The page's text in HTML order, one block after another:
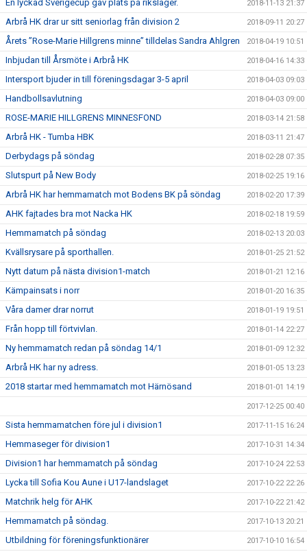
En lyckad Sverigecup gav plats på riksläger. 2018-11-13 21:37
Arbrå HK drar ur sitt seniorlag från division 2 2018-09-11 20:27
Årets ”Rose-Marie Hillgrens minne” tilldelas Sandra Ahlgren 2018-04-19 10:51
Inbjudan till Årsmöte i Arbrå HK 2018-04-16 14:33
Intersport bjuder in till föreningsdagar 3-5 april 2018-04-03 09:03
Handbollsavlutning 2018-04-03 09:00
ROSE-MARIE HILLGRENS MINNESFOND 2018-03-14 21:58
Arbrå HK - Tumba HBK 2018-03-11 21:47
Derbydags på söndag 2018-02-28 07:35
Slutspurt på New Body 2018-02-25 19:16
Arbrå HK har hemmamatch mot Bodens BK på söndag 2018-02-20 17:39
AHK fajtades bra mot Nacka HK 2018-02-18 19:59
Hemmamatch på söndag 2018-02-13 20:03
Kvällsrysare på sporthallen. 2018-01-25 21:52
Nytt datum på nästa division1-match 2018-01-21 12:16
Kämpainsats i norr 2018-01-20 16:35
Våra damer drar norrut 2018-01-19 19:51
Från hopp till förtvivlan. 2018-01-14 22:27
Ny hemmamatch redan på söndag 14/1 2018-01-09 12:32
Arbrå HK har ny adress. 2018-01-05 13:23
2018 startar med hemmamatch mot Härnösand 2018-01-01 14:19
2017-12-25 00:40
Sista hemmamatchen före jul i division1 2017-11-15 16:24
Hemmaseger för division1 2017-10-31 14:34
Division1 har hemmamatch på söndag 2017-10-24 22:53
Lycka till Sofia Kou Aune i U17-landslaget 2017-10-22 22:26
Matchrik helg för AHK 2017-10-22 21:42
Hemmamatch på söndag. 2017-10-13 20:21
Utbildning för föreningsfunktionärer 2017-10-10 16:54